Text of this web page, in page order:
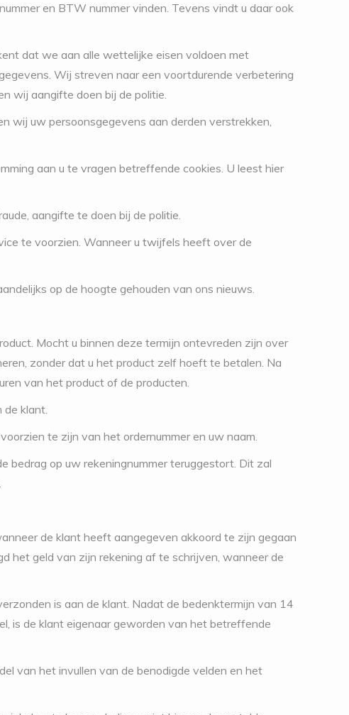
en BTW nummer vinden. Tevens vindt u daar ook
dat we aan alle wettelijke eisen voldoen met
Wij streven naar een voortdurende verbetering
wij aangifte doen bij de politie.
wij uw persoonsgegevens aan derden verstrekken,
aan u te vragen betreffende cookies. U leest hier
aangifte te doen bij de politie.
te voorzien. Wanneer u twijfels heeft over de
op de hoogte gehouden van ons nieuws.
Mocht u binnen deze termijn ontevreden zijn over
zonder dat u het product zelf hoeft te betalen. Na
van het product of de producten.
de klant.
te zijn van het ordernummer en uw naam.
bedrag op uw rekeningnummer teruggestort. Dit zal
de klant heeft aangegeven akkoord te zijn gegaan
het geld van zijn rekening af te schrijven, wanneer de
is aan de klant. Nadat de bedenktermijn van 14
is de klant eigenaar geworden van het betreffende
van het invullen van de benodigde velden en het